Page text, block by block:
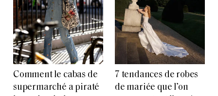
Comment le cabas de
supermarché a piraté
7 tendances de robes
de mariée que l’on